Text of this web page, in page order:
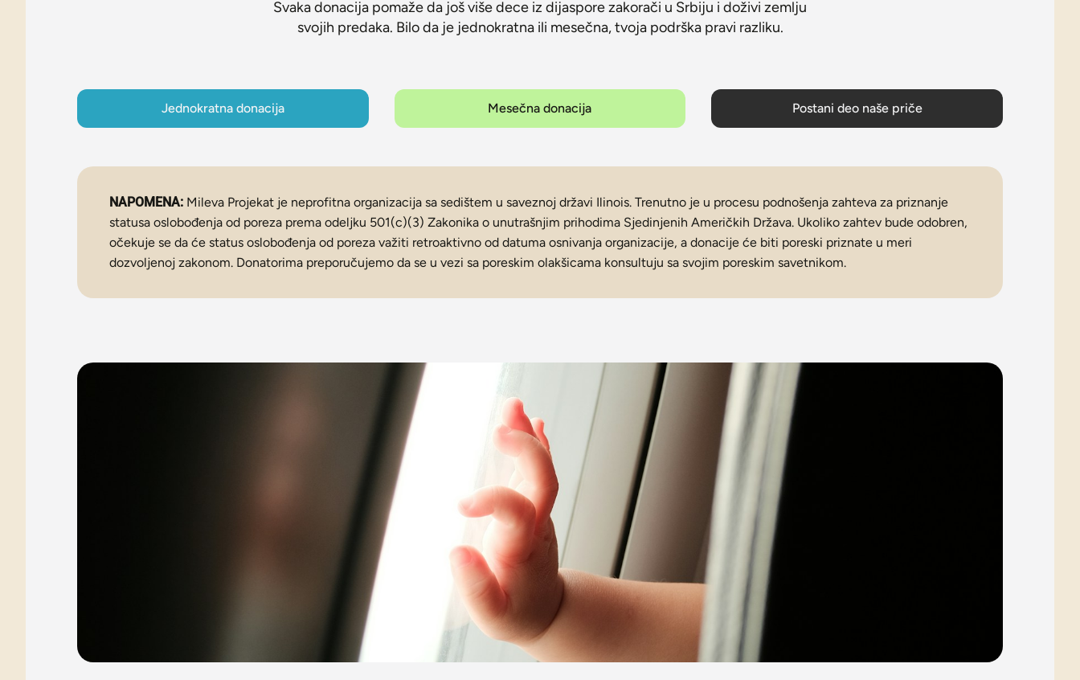
Svaka donacija pomaže da još više dece iz dijaspore zakorači u Srbiju i doživi zemlju
svojih predaka. Bilo da je jednokratna ili mesečna, tvoja podrška pravi razliku.
Jednokratna donacija Mesečna donacija Postani deo naše priče
NAPOMENA: Mileva Projekat je neprofitna organizacija sa sedištem u saveznoj državi Ilinois. Trenutno je u procesu podnošenja zahteva za priznanje
statusa oslobođenja od poreza prema odeljku 501(c)(3) Zakonika o unutrašnjim prihodima Sjedinjenih Američkih Država. Ukoliko zahtev bude odobren,
očekuje se da će status oslobođenja od poreza važiti retroaktivno od datuma osnivanja organizacije, a donacije će biti poreski priznate u meri
dozvoljenoj zakonom. Donatorima preporučujemo da se u vezi sa poreskim olakšicama konsultuju sa svojim poreskim savetnikom.